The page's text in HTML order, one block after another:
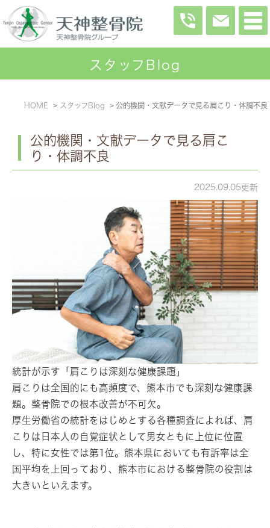
スタッフBlog
HOME スタッフBlog 公的機関・文献データで見る肩こり・体調不良
公的機関・文献データで見る肩こ
り・体調不良
2025.09.05更新
統計が示す「肩こりは深刻な健康課題」
肩こりは全国的にも高頻度で、熊本市でも深刻な健康課
題。整骨院での根本改善が不可欠。
厚生労働省の統計をはじめとする各種調査によれば、肩
こりは日本人の自覚症状として男女ともに上位に位置
し、特に女性では第1位。熊本県においても有訴率は全
国平均を上回っており、熊本市における整骨院の役割は
大きいといえます。